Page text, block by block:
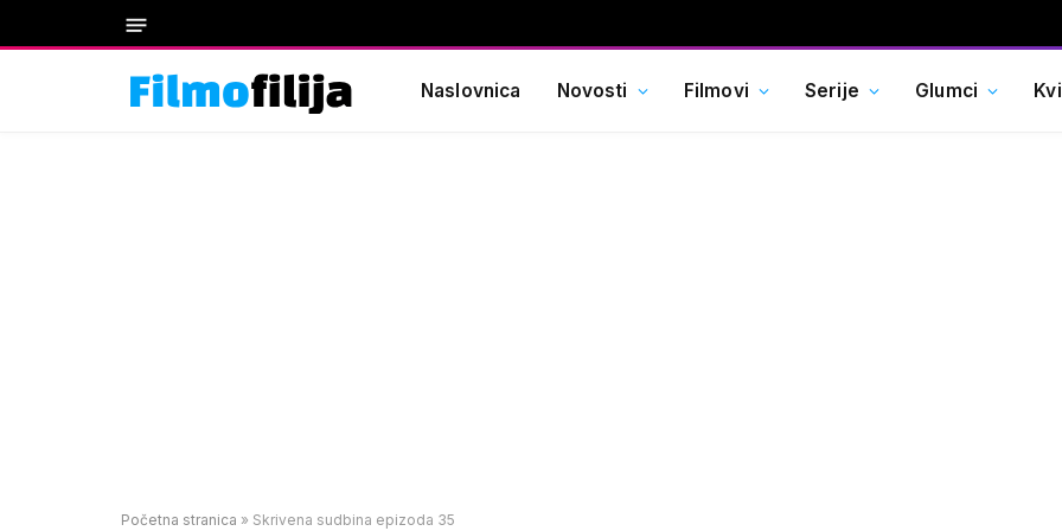
Naslovnica Novosti Filmovi Serije Glumci
Početna stranica » Skrivena sudbina epizoda 35